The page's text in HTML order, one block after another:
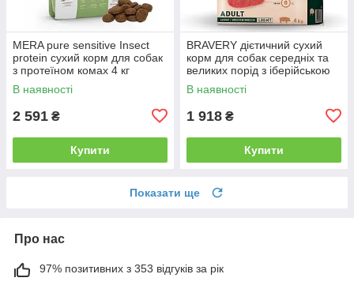
MERA pure sensitive Insect
protein сухий корм для собак
з протеїном комах 4 кг
В наявності
2 591 ₴
Купити
BRAVERY дієтичний сухий
корм для собак cередніх та
великих порід з іберійською
свининою 4 кг
В наявності
1 918 ₴
Купити
Показати ще
Про нас
97% позитивних з 353 відгуків за рік